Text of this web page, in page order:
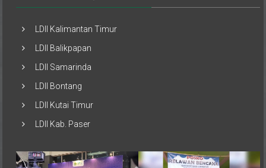
LDII Kalimantan Timur
LDII Balikpapan
LDII Samarinda
LDII Bontang
LDII Kutai Timur
LDII Kab. Paser